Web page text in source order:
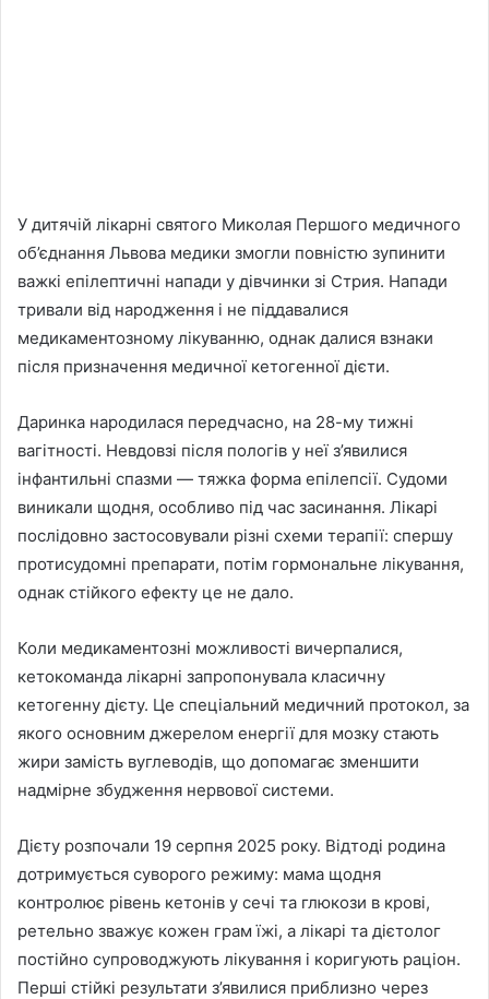
У дитячій лікарні святого Миколая Першого медичного
об’єднання Львова медики змогли повністю зупинити
важкі епілептичні напади у дівчинки зі Стрия. Напади
тривали від народження і не піддавалися
медикаментозному лікуванню, однак далися взнаки
після призначення медичної кетогенної дієти.
Даринка народилася передчасно, на 28-му тижні
вагітності. Невдовзі після пологів у неї з’явилися
інфантильні спазми — тяжка форма епілепсії. Судоми
виникали щодня, особливо під час засинання. Лікарі
послідовно застосовували різні схеми терапії: спершу
протисудомні препарати, потім гормональне лікування,
однак стійкого ефекту це не дало.
Коли медикаментозні можливості вичерпалися,
кетокоманда лікарні запропонувала класичну
кетогенну дієту. Це спеціальний медичний протокол, за
якого основним джерелом енергії для мозку стають
жири замість вуглеводів, що допомагає зменшити
надмірне збудження нервової системи.
Дієту розпочали 19 серпня 2025 року. Відтоді родина
дотримується суворого режиму: мама щодня
контролює рівень кетонів у сечі та глюкози в крові,
ретельно зважує кожен грам їжі, а лікарі та дієтолог
постійно супроводжують лікування і коригують раціон.
Перші стійкі результати з’явилися приблизно через